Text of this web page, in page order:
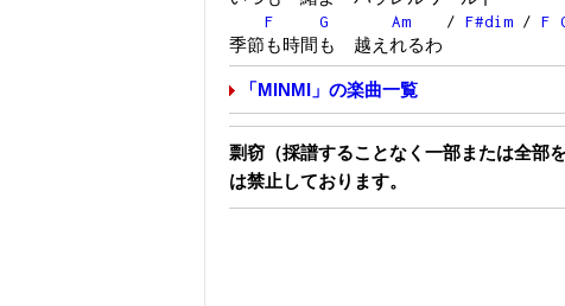
F
G Am / F#dim / F
季節も時間も 越えれるわ
「MINMI」の楽曲一覧
剽窃（採譜することなく一部または全部
は禁止しております。